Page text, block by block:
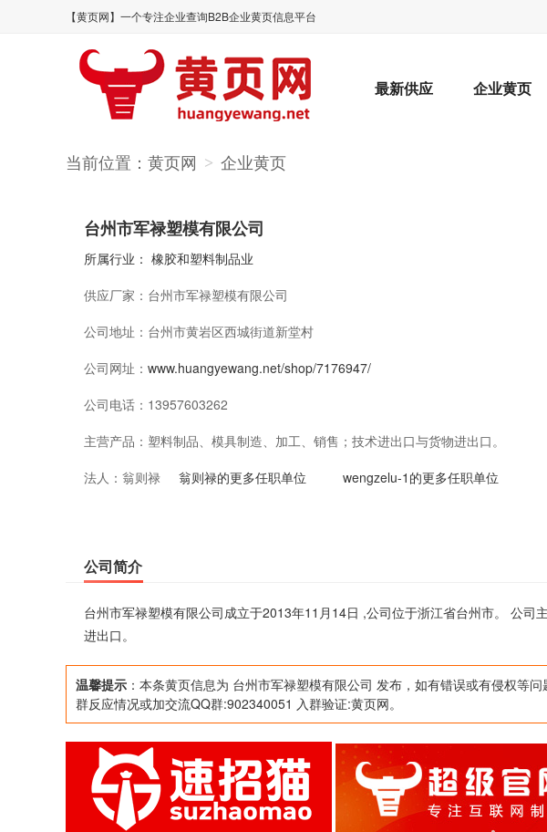
【黄页网】一个专注企业查询B2B企业黄页信息平台
最新供应 企业黄页
当前位置： 黄页网 > 企业黄页
台州市军禄塑模有限公司
所属行业： 橡胶和塑料制品业
供应厂家： 台州市军禄塑模有限公司
公司地址： 台州市黄岩区西城街道新堂村
公司网址： www.huangyewang.net/shop/7176947/
公司电话： 13957603262
主营产品： 塑料制品、模具制造、加工、销售；技术进出口与货物进出口。
法人： 翁则禄 翁则禄的更多任职单位 wengzelu-1的更多任职单位
公司简介
台州市军禄塑模有限公司成立于2013年11月14日 ,公司位于浙江省台州市。 公司
进出口。
温馨提示 ：本条黄页信息为 台州市军禄塑模有限公司 发布，如有错误或有侵权等问
群反应情况或加交流QQ群:902340051 入群验证:黄页网。